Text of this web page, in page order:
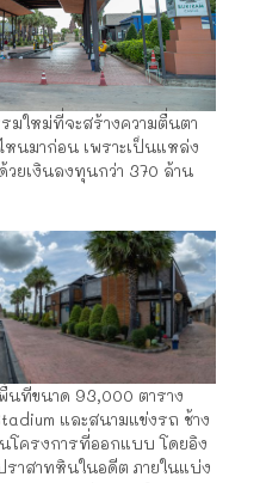
มใหม่ที่จะสร้างความตื่นตา
นมาก่อน เพราะเป็นแหล่ง
วยเงินลงทุนกว่า 370 ล้าน
ขนาด 93,000 ตาราง
และสนามแข่งรถ ช้าง
โครงการที่ออกแบบ โดยอิง
าสาทหินในอดีต ภายในแบ่ง